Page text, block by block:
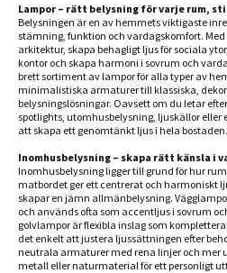
Lampor – rätt belysning för varje rum,
Belysningen är en av hemmets viktigaste
stämning, funktion och vardagskomfort.
arkitektur, skapa behagligt ljus för sociala
kontor och skapa harmoni i sovrum och
brett sortiment av lampor för alla typer av
minimalistiska armaturer till klassiska,
belysningslösningar. Oavsett om du letar
spotlights, utomhusbelysning, ljuskällor eller
att skapa ett genomtänkt ljus i hela bostaden.
Inomhusbelysning – skapa rätt känsla i
Inomhusbelysning ligger till grund för hur
matbordet ger ett centrerat och harmoniskt
skapar en jämn allmänbelysning.
och används ofta som accentljus i sovrum
golvlampor är flexibla inslag som
det enkelt att justera ljussättningen efter
neutrala armaturer med rena linjer och mer
metall eller naturmaterial för ett personligt